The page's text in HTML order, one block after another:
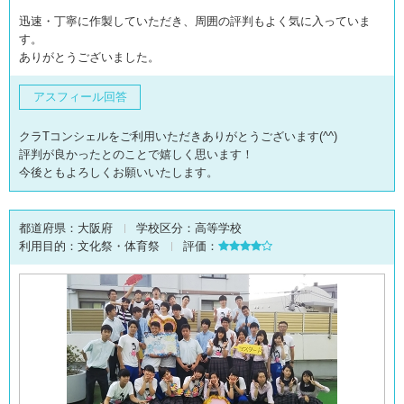
迅速・丁寧に作製していただき、周囲の評判もよく気に入っていま
す。
ありがとうございました。
アスフィール回答
クラTコンシェルをご利用いただきありがとうございます(^^)
評判が良かったとのことで嬉しく思います！
今後ともよろしくお願いいたします。
都道府県： 大阪府 学校区分： 高等学校
利用目的： 文化祭・体育祭 評価：